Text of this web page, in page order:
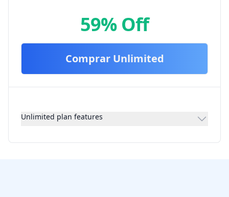
59% Off
Comprar Unlimited
Unlimited plan features